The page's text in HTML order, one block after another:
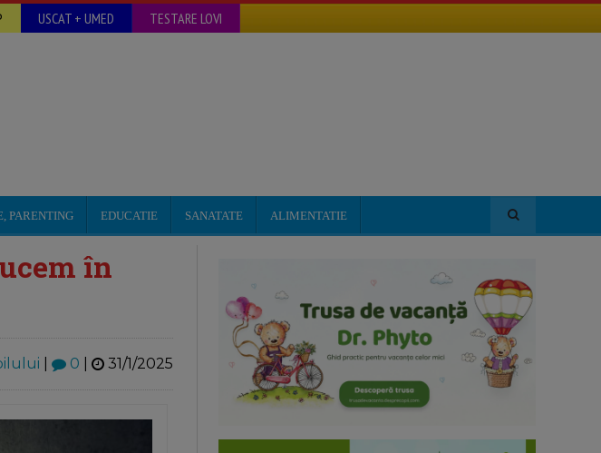
USCAT + UMED TESTARE LOVI
PARENTING EDUCATIE SANATATE ALIMENTATIE
în
0 31/1/2025